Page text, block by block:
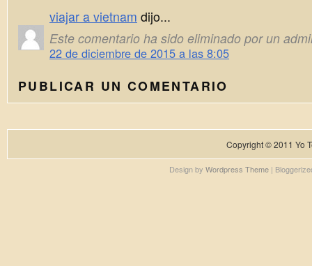
viajar a vietnam dijo...
Este comentario ha sido eliminado por un
22 de diciembre de 2015 a las 8:05
PUBLICAR UN COMENTARIO
Copyright © 2011 Yo
Design by Wordpress Theme|